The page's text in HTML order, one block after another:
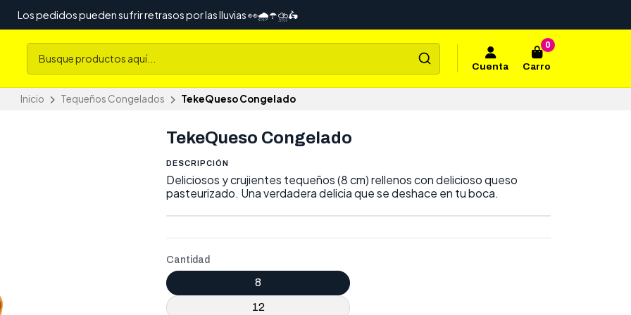
Los pedidos pueden sufrir retrasos por las lluvias 👀🌧️☂️⛈️🛵
Cuenta
0
Carro
Inicio Tequeños Congelados TekeQueso Congelado
TekeQueso Congelado
DESCRIPCIÓN
Deliciosos y crujientes tequeños (8 cm) rellenos con delicioso queso
pasteurizado. Una verdadera delicia que se deshace en tu boca.
Cantidad
8
12